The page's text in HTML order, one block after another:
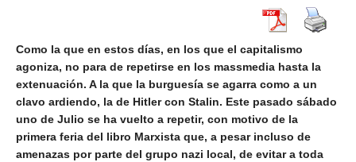
Como la que en estos días, en los que el capitalismo
agoniza, no para de repetirse en los massmedia hasta la
extenuación. A la que la burguesía se agarra como a un
clavo ardiendo, la de Hitler con Stalin. Este pasado sábado
uno de Julio se ha vuelto a repetir, con motivo de la
primera feria del libro Marxista que, a pesar incluso de
amenazas por parte del grupo nazi local, de evitar a toda